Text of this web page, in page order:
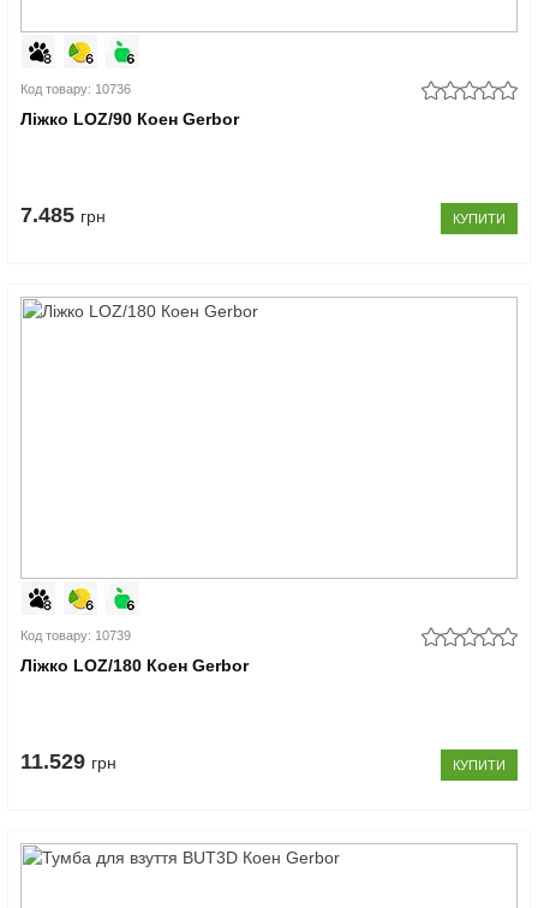
Код товару: 10736
Ліжко LOZ/90 Коен Gerbor
7.485 грн КУПИТИ
Код товару: 10739
Ліжко LOZ/180 Коен Gerbor
11.529 грн КУПИТИ